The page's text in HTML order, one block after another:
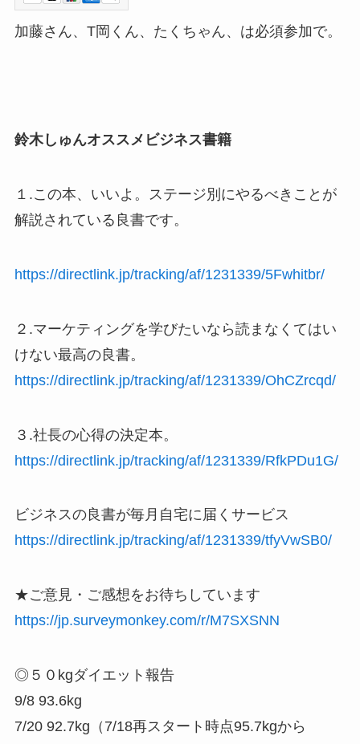
加藤さん、T岡くん、たくちゃん、は必須参加で。
鈴木しゅんオススメビジネス書籍
１.この本、いいよ。ステージ別にやるべきことが
解説されている良書です。
https://directlink.jp/tracking/af/1231339/5Fwhitbr/
２.マーケティングを学びたいなら読まなくてはい
けない最高の良書。
https://directlink.jp/tracking/af/1231339/OhCZrcqd/
３.社長の心得の決定本。
https://directlink.jp/tracking/af/1231339/RfkPDu1G/
ビジネスの良書が毎月自宅に届くサービス
https://directlink.jp/tracking/af/1231339/tfyVwSB0/
★ご意見・ご感想をお待ちしています
https://jp.surveymonkey.com/r/M7SXSNN
◎５０kgダイエット報告
9/8 93.6kg
7/20 92.7kg（7/18再スタート時点95.7kgから